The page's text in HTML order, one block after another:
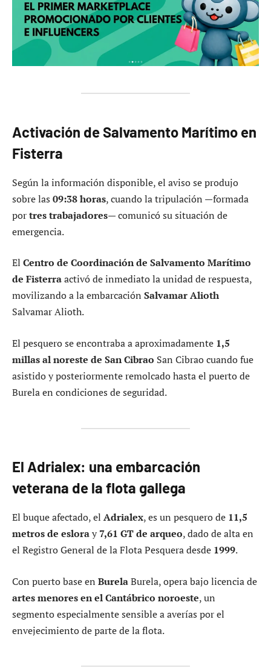
Activación de Salvamento Marítimo en
Fisterra
Según la información disponible, el aviso se produjo
sobre las 09:38 horas, cuando la tripulación —formada
portres trabajadores— comunicó su situación de
emergencia.
El Centro de Coordinación de Salvamento Marítimo
de Fisterraactivó de inmediato la unidad de respuesta,
movilizando a la embarcación Salvamar Alioth
Salvamar Alioth.
El pesquero se encontraba a aproximadamente 1,5
millas al noreste de San Cibrao San Cibrao cuando fue
asistido y posteriormente remolcado hasta el puerto de
Burela en condiciones de seguridad.
El Adrialex: una embarcación
veterana de la flota gallega
El buque afectado, el Adrialex, es un pesquero de 11,5
metros de esloray7,61 GT de arqueo, dado de alta en
el Registro General de la Flota Pesquera desde 1999.
Con puerto base en BurelaBurela, opera bajo licencia de
artes menores en el Cantábrico noroeste, un
segmento especialmente sensible a averías por el
envejecimiento de parte de la flota.